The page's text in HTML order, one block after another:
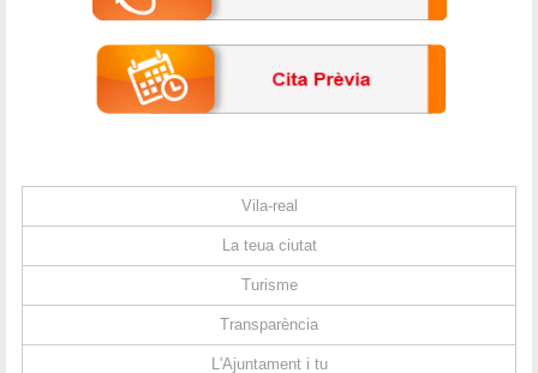
Vila-real
La teua ciutat
Turisme
Transparència
L'Ajuntament i tu